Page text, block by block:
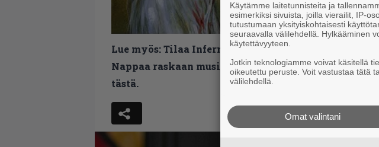
Lue myös:Tilaa Infernon uutiskirje ja tiedät mistä
Nappaa raskaan musiikin uutiset ja puheenaiheet
tästä.
Käytämme laitetunnisteita ja
esimerkiksi sivuista, joilla vierailit, IP-
tutustumaan yksityiskohtaisesti
seuraavalla välilehdellä. Hylkääminen
käytettävyyteen.
Jotkin teknologiamme voivat käsitellä
oikeutettu peruste. Voit vastustaa tätä
välilehdellä.
Omat valintani